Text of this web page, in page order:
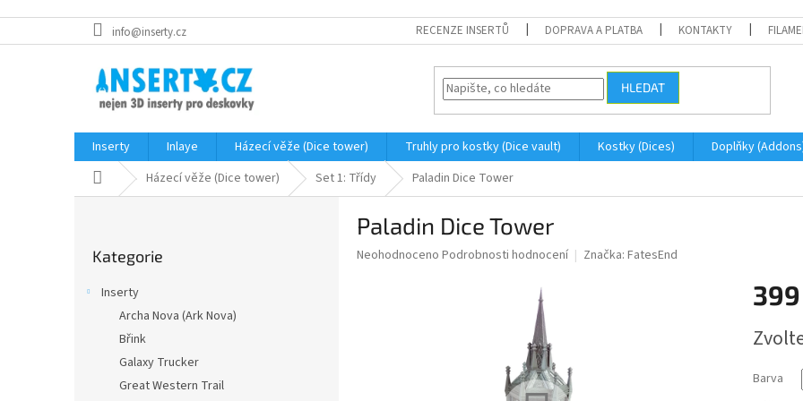
na
info@inserty.cz RECENZE INSERTŮ DOPRAVA A PLATBA KONTAKTY
HLEDAT
Inserty Inlaye Házecí věže (Dice tower) Truhly pro kostky (Dice vault) Kostky (Dices) Doplňky
Domů Házecí věže (Dice tower) Set 1: Třídy Paladin Dice Tower
kategorie
Kategorie
Inserty
Archa Nova (Ark Nova)
Břink
Galaxy Trucker
Great Western Trail
Paladin Dice Tower
Průměrné
Neohodnoceno Podrobnosti hodnocení Značka: FatesEnd
cena:
Barva